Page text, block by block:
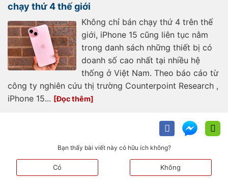
chạy thứ 4 thế giới
Không chỉ bán chạy thứ 4 trên thế
giới, iPhone 15 cũng liên tục nằm
trong danh sách những thiết bị có
doanh số cao nhất tại nhiều hệ
thống ở Việt Nam. Theo báo cáo từ
công ty nghiên cứu thị trường Counterpoint Research ,
iPhone 15...
Bạn thấy bài viết này có hữu ích không?
Có Không